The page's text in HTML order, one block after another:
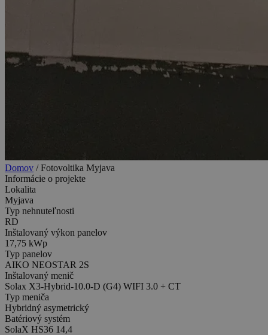
Domov /Fotovoltika Myjava
Informácie o projekte
Lokalita
Myjava
Typ nehnuteľnosti
RD
Inštalovaný výkon panelov
17,75 kWp
Typ panelov
AIKO NEOSTAR 2S
Inštalovaný menič
Solax X3-Hybrid-10.0-D (G4) WIFI 3.0 + CT
Typ meniča
Hybridný asymetrický
Batériový systém
SolaX HS36 14,4